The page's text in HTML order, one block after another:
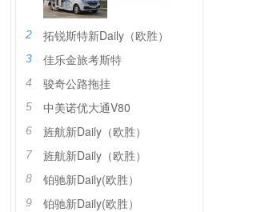
2 拓锐斯特新Daily（欧胜）
3 佳乐金旅考斯特
4 骏奇公路拖挂
5 中美诺优大通V80
6 旌航新Daily（欧胜）
7 旌航新Daily（欧胜）
8 铂驰新Daily(欧胜）
9 铂驰新Daily(欧胜）